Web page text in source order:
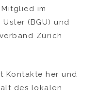
im
(BGU) und
Zürich
Kontakte her und
des lokalen